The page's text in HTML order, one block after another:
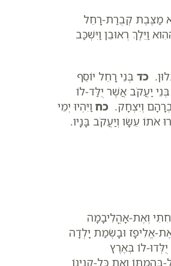
מַצֶּבֶת קְבֻרַת-רָחֵל
וַיֵּלֶךְ רְאוּבֵן וַיִּשְׁכַּב
כד בְּנֵי רָחֵל יוֹסֵף
יַעֲקֹב אֲשֶׁר יֻלַּד-לוֹ
וְיִצְחָק. כח וַיִּהְיוּ יְמֵי
אֹתוֹ עֵשָׂו וְיַעֲקֹב בָּנָיו.
וְאֶת-אָהֳלִיבָמָה
אֱלִיפָז וּבָשְׂמַת יָלְדָה
לוֹ בְּאֶרֶץ
בְּהֶמְתּוֹ וְאֵת כָּל-קִנְיָנוֹ